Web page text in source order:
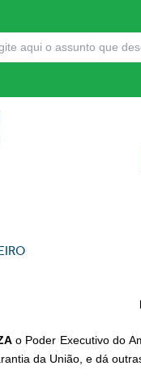
o Poder Executivo do
da União, e dá